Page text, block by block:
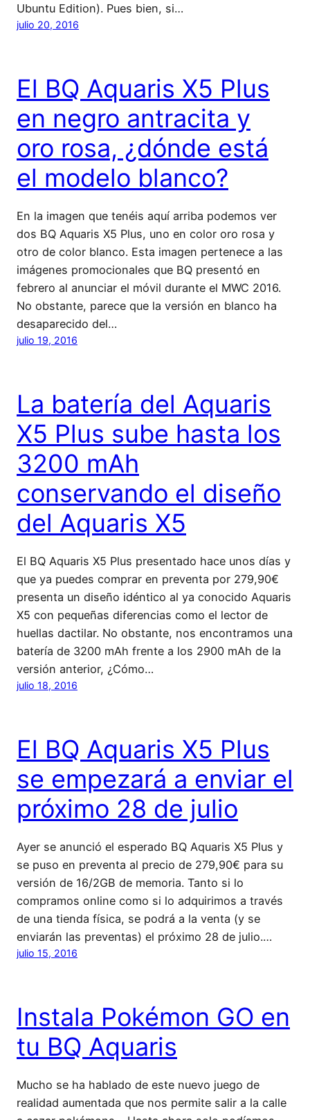
Ubuntu Edition). Pues bien, si…
julio 20, 2016
El BQ Aquaris X5 Plus
en negro antracita y
oro rosa, ¿dónde está
el modelo blanco?
En la imagen que tenéis aquí arriba podemos ver
dos BQ Aquaris X5 Plus, uno en color oro rosa y
otro de color blanco. Esta imagen pertenece a las
imágenes promocionales que BQ presentó en
febrero al anunciar el móvil durante el MWC 2016.
No obstante, parece que la versión en blanco ha
desaparecido del…
julio 19, 2016
La batería del Aquaris
X5 Plus sube hasta los
3200 mAh
conservando el diseño
del Aquaris X5
El BQ Aquaris X5 Plus presentado hace unos días y
que ya puedes comprar en preventa por 279,90€
presenta un diseño idéntico al ya conocido Aquaris
X5 con pequeñas diferencias como el lector de
huellas dactilar. No obstante, nos encontramos una
batería de 3200 mAh frente a los 2900 mAh de la
versión anterior, ¿Cómo…
julio 18, 2016
El BQ Aquaris X5 Plus
se empezará a enviar el
próximo 28 de julio
Ayer se anunció el esperado BQ Aquaris X5 Plus y
se puso en preventa al precio de 279,90€ para su
versión de 16/2GB de memoria. Tanto si lo
compramos online como si lo adquirimos a través
de una tienda física, se podrá a la venta (y se
enviarán las preventas) el próximo 28 de julio.…
julio 15, 2016
Instala Pokémon GO en
tu BQ Aquaris
Mucho se ha hablado de este nuevo juego de
realidad aumentada que nos permite salir a la calle